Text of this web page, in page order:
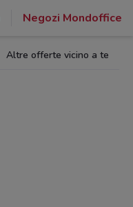
Negozi Mondoffice
Altre offerte vicino a te